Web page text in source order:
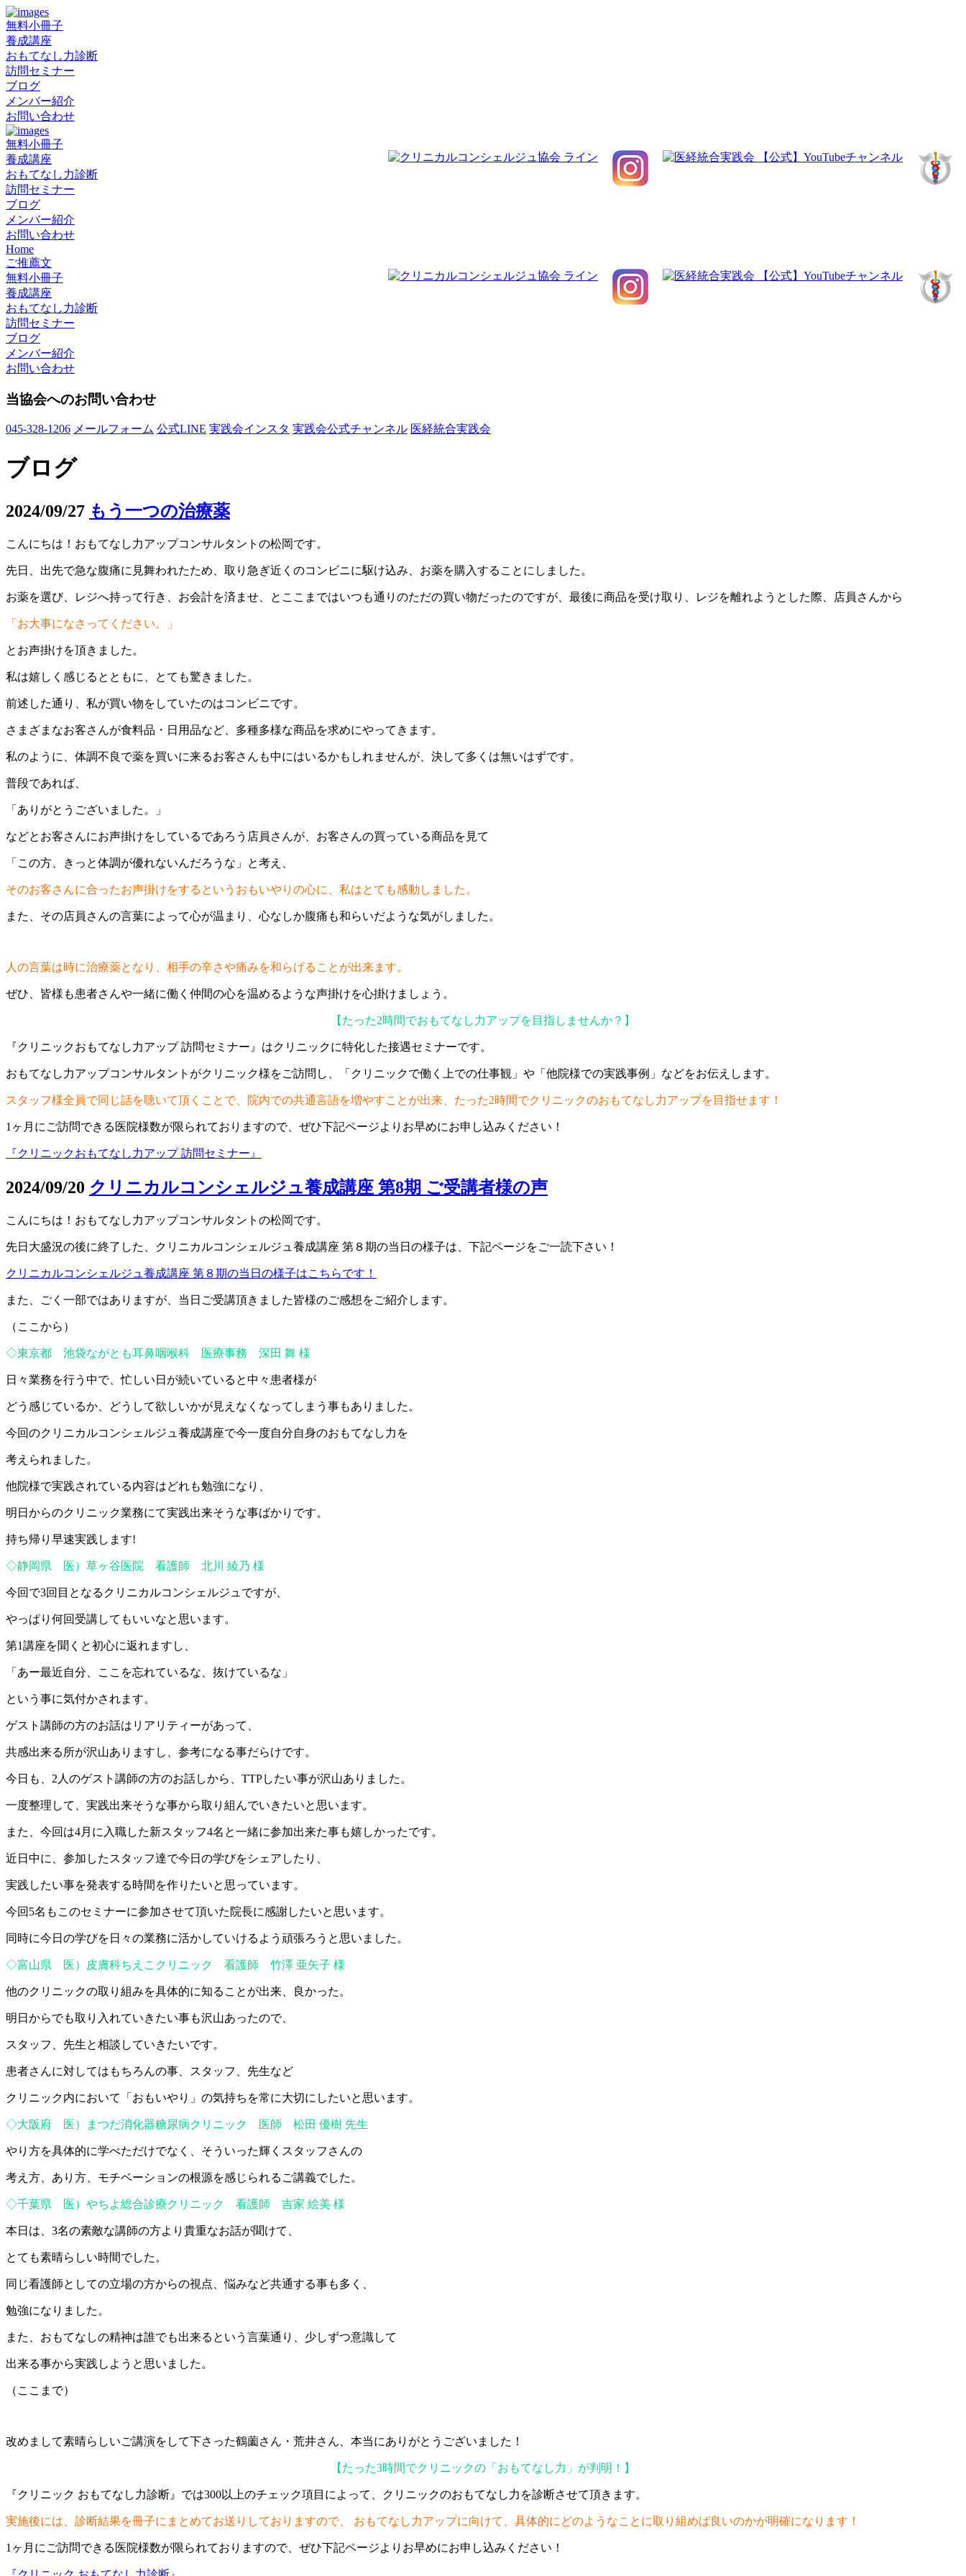
無料小冊子
養成講座
おもてなし力診断
訪問セミナー
ブログ
メンバー紹介
お問い合わせ
無料小冊子
養成講座
おもてなし力診断
訪問セミナー
ブログ
メンバー紹介
お問い合わせ
Home
ご推薦文
無料小冊子
養成講座
おもてなし力診断
訪問セミナー
ブログ
メンバー紹介
お問い合わせ
当協会へのお問い合わせ
045-328-1206 メールフォーム 公式LINE 実践会インスタ 実践会公式チャンネル 医経統合実践会
ブログ
2024/09/27 もう一つの治療薬
こんにちは！おもてなし力アップコンサルタントの松岡です。
先日、出先で急な腹痛に見舞われたため、取り急ぎ近くのコンビニに駆け込み、お薬を購入することにしました。
お薬を選び、レジへ持って行き、お会計を済ませ、とここまではいつも通りのただの買い物だったのですが、最後に商品を受け取り、レジを離れようとした際、店員さんから
「お大事になさってください。」
とお声掛けを頂きました。
私は嬉しく感じるとともに、とても驚きました。
前述した通り、私が買い物をしていたのはコンビニです。
さまざまなお客さんが食料品・日用品など、多種多様な商品を求めにやってきます。
私のように、体調不良で薬を買いに来るお客さんも中にはいるかもしれませんが、決して多くは無いはずです。
普段であれば、
「ありがとうございました。」
などとお客さんにお声掛けをしているであろう店員さんが、お客さんの買っている商品を見て
「この方、きっと体調が優れないんだろうな」と考え、
そのお客さんに合ったお声掛けをするというおもいやりの心に、私はとても感動しました。
また、その店員さんの言葉によって心が温まり、心なしか腹痛も和らいだような気がしました。
人の言葉は時に治療薬となり、相手の辛さや痛みを和らげることが出来ます。
ぜひ、皆様も患者さんや一緒に働く仲間の心を温めるような声掛けを心掛けましょう。
【たった2時間でおもてなし力アップを目指しませんか？】
『クリニックおもてなし力アップ 訪問セミナー』はクリニックに特化した接遇セミナーです。
おもてなし力アップコンサルタントがクリニック様をご訪問し、「クリニックで働く上での仕事観」や「他院様での実践事例」などをお伝えします。
スタッフ様全員で同じ話を聴いて頂くことで、院内での共通言語を増やすことが出来、たった2時間でクリニックのおもてなし力アップを目指せます！
1ヶ月にご訪問できる医院様数が限られておりますので、ぜひ下記ページよりお早めにお申し込みください！
『クリニックおもてなし力アップ 訪問セミナー』
2024/09/20 クリニカルコンシェルジュ養成講座 第8期 ご受講者様の声
こんにちは！おもてなし力アップコンサルタントの松岡です。
先日大盛況の後に終了した、クリニカルコンシェルジュ養成講座 第８期の当日の様子は、下記ページをご一読下さい！
クリニカルコンシェルジュ養成講座 第８期の当日の様子はこちらです！
また、ごく一部ではありますが、当日ご受講頂きました皆様のご感想をご紹介します。
（ここから）
◇東京都 池袋ながとも耳鼻咽喉科 医療事務 深田 舞 様
日々業務を行う中で、忙しい日が続いていると中々患者様が
どう感じているか、どうして欲しいかが見えなくなってしまう事もありました。
今回のクリニカルコンシェルジュ養成講座で今一度自分自身のおもてなし力を
考えられました。
他院様で実践されている内容はどれも勉強になり、
明日からのクリニック業務にて実践出来そうな事ばかりです。
持ち帰り早速実践します!
◇静岡県 医）草ヶ谷医院 看護師 北川 綾乃 様
今回で3回目となるクリニカルコンシェルジュですが、
やっぱり何回受講してもいいなと思います。
第1講座を聞くと初心に返れますし、
「あー最近自分、ここを忘れているな、抜けているな」
という事に気付かされます。
ゲスト講師の方のお話はリアリティーがあって、
共感出来る所が沢山ありますし、参考になる事だらけです。
今日も、2人のゲスト講師の方のお話しから、TTPしたい事が沢山ありました。
一度整理して、実践出来そうな事から取り組んでいきたいと思います。
また、今回は4月に入職した新スタッフ4名と一緒に参加出来た事も嬉しかったです。
近日中に、参加したスタッフ達で今日の学びをシェアしたり、
実践したい事を発表する時間を作りたいと思っています。
今回5名もこのセミナーに参加させて頂いた院長に感謝したいと思います。
同時に今日の学びを日々の業務に活かしていけるよう頑張ろうと思いました。
◇富山県 医）皮膚科ちえこクリニック 看護師 竹澤 亜矢子 様
他のクリニックの取り組みを具体的に知ることが出来、良かった。
明日からでも取り入れていきたい事も沢山あったので、
スタッフ、先生と相談していきたいです。
患者さんに対してはもちろんの事、スタッフ、先生など
クリニック内において「おもいやり」の気持ちを常に大切にしたいと思います。
◇大阪府 医）まつだ消化器糖尿病クリニック 医師 松田 優樹 先生
やり方を具体的に学べただけでなく、そういった輝くスタッフさんの
考え方、あり方、モチベーションの根源を感じられるご講義でした。
◇千葉県 医）やちよ総合診療クリニック 看護師 吉家 絵美 様
本日は、3名の素敵な講師の方より貴重なお話が聞けて、
とても素晴らしい時間でした。
同じ看護師としての立場の方からの視点、悩みなど共通する事も多く、
勉強になりました。
また、おもてなしの精神は誰でも出来るという言葉通り、少しずつ意識して
出来る事から実践しようと思いました。
（ここまで）
改めまして素晴らしいご講演をして下さった鶴薗さん・荒井さん、本当にありがとうございました！
【たった3時間でクリニックの「おもてなし力」が判明！】
『クリニック おもてなし力診断』では300以上のチェック項目によって、クリニックのおもてなし力を診断させて頂きます。
実施後には、診断結果を冊子にまとめてお送りしておりますので、 おもてなし力アップに向けて、具体的にどのようなことに取り組めば良いのかが明確になります！
1ヶ月にご訪問できる医院様数が限られておりますので、ぜひ下記ページよりお早めにお申し込みください！